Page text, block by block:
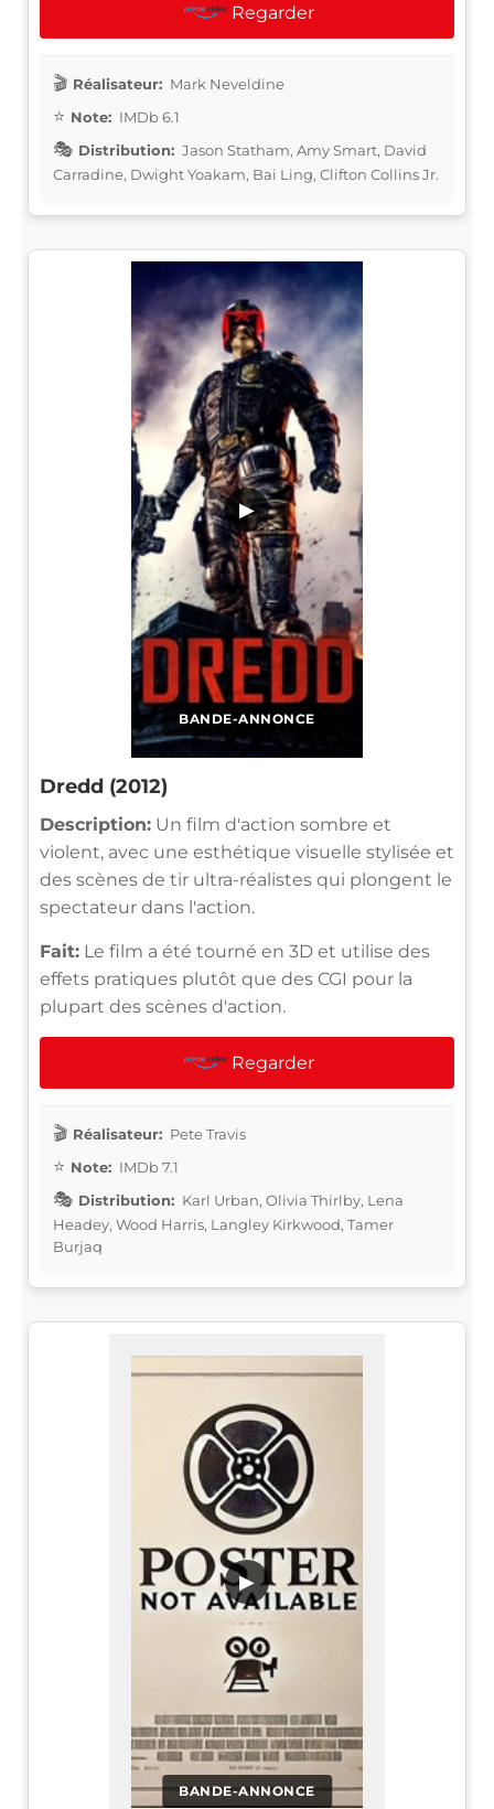
Regarder
Réalisateur: Mark Neveldine
Note: IMDb 6.1
Distribution: Jason Statham, Amy Smart, David
Carradine, Dwight Yoakam, Bai Ling, Clifton Collins Jr.
BANDE-ANNONCE
▶
Dredd (2012)
Description: Un film d'action sombre et
violent, avec une esthétique visuelle stylisée et
des scènes de tir ultra-réalistes qui plongent le
spectateur dans l'action.
Fait: Le film a été tourné en 3D et utilise des
effets pratiques plutôt que des CGI pour la
plupart des scènes d'action.
Regarder
Réalisateur: Pete Travis
Note: IMDb 7.1
Distribution: Karl Urban, Olivia Thirlby, Lena
Headey, Wood Harris, Langley Kirkwood, Tamer
Burjaq
BANDE-ANNONCE
▶